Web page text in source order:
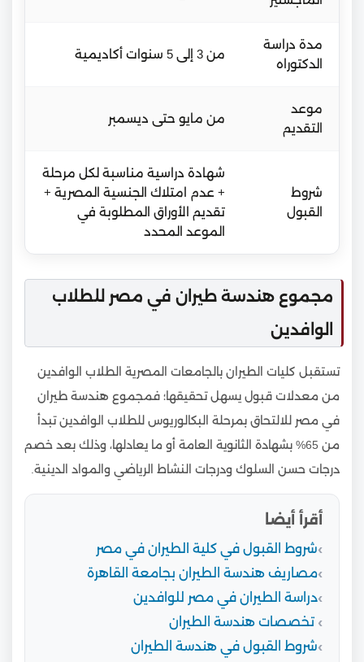
مدة دراسة
الدكتوراه
من 3 إلى 5 سنوات أكاديمية
موعد
التقديم
من مايو حتى ديسمبر
شروط
القبول
شهادة دراسية مناسبة لكل مرحلة
+ عدم امتلاك الجنسية المصرية +
تقديم الأوراق المطلوبة في
الموعد المحدد
مجموع هندسة طيران في مصر للطلاب
الوافدين
تستقبل كليات الطيران بالجامعات المصرية الطلاب الوافدين
من معدلات قبول يسهل تحقيقها؛ فمجموع هندسة طيران
في مصر للالتحاق بمرحلة البكالوريوس للطلاب الوافدين تبدأ
من 65% بشهادة الثانوية العامة أو ما يعادلها، وذلك بعد خصم
درجات حسن السلوك ودرجات النشاط الرياضي والمواد الدينية.
أقرأ أيضا
شروط القبول في كلية الطيران في مصر
مصاريف هندسة الطيران بجامعة القاهرة
دراسة الطيران في مصر للوافدين
تخصصات هندسة الطيران
شروط القبول في هندسة الطيران